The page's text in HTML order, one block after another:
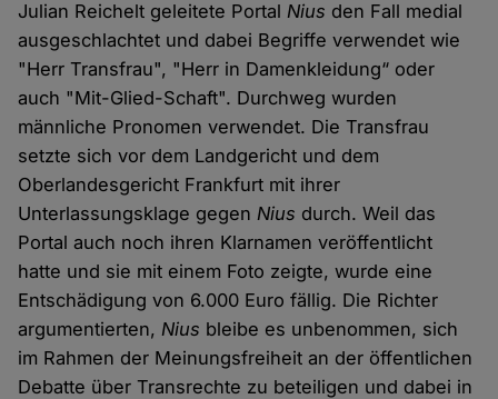
Julian Reichelt geleitete Portal Nius den Fall medial
ausgeschlachtet und dabei Begriffe verwendet wie
"Herr Transfrau", "Herr in Damenkleidung“ oder
auch "Mit-Glied-Schaft". Durchweg wurden
männliche Pronomen verwendet. Die Transfrau
setzte sich vor dem Landgericht und dem
Oberlandesgericht Frankfurt mit ihrer
Unterlassungsklage gegen Nius durch. Weil das
Portal auch noch ihren Klarnamen veröffentlicht
hatte und sie mit einem Foto zeigte, wurde eine
Entschädigung von 6.000 Euro fällig. Die Richter
argumentierten, Nius bleibe es unbenommen, sich
im Rahmen der Meinungsfreiheit an der öffentlichen
Debatte über Transrechte zu beteiligen und dabei in